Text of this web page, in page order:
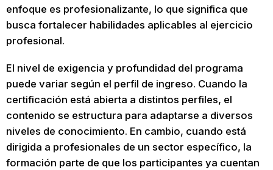
enfoque es profesionalizante, lo que significa que
busca fortalecer habilidades aplicables al ejercicio
profesional.
El nivel de exigencia y profundidad del programa
puede variar según el perfil de ingreso. Cuando la
certificación está abierta a distintos perfiles, el
contenido se estructura para adaptarse a diversos
niveles de conocimiento. En cambio, cuando está
dirigida a profesionales de un sector específico, la
formación parte de que los participantes ya cuentan